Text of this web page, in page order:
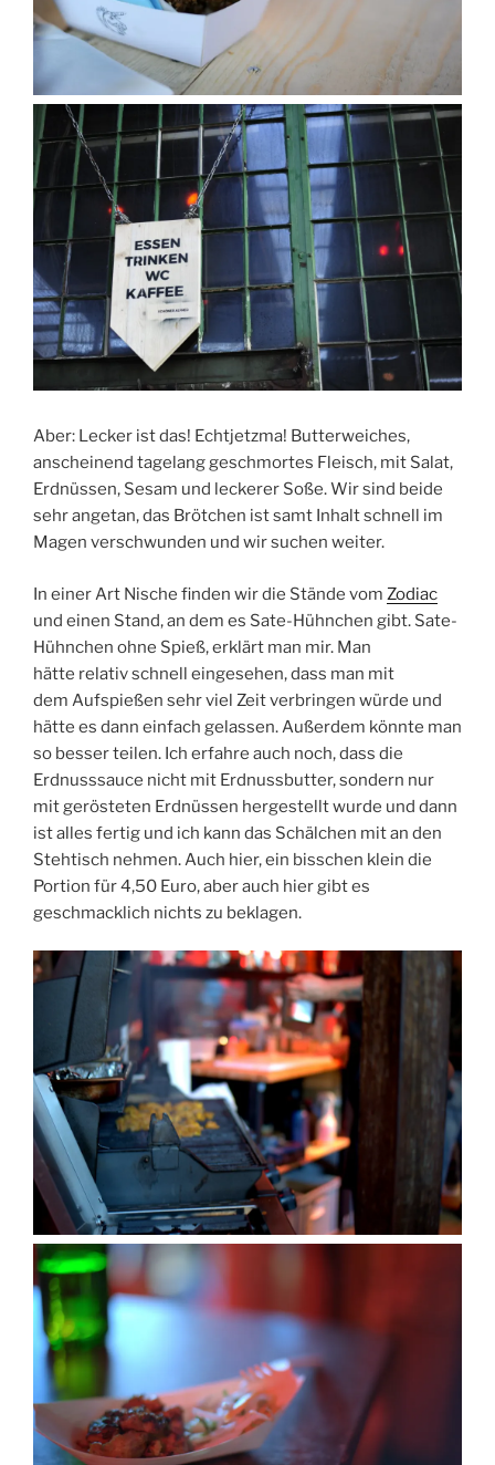
Aber: Lecker ist das! Echtjetzma! Butterweiches,
anscheinend tagelang geschmortes Fleisch, mit Salat,
Erdnüssen, Sesam und leckerer Soße. Wir sind beide
sehr angetan, das Brötchen ist samt Inhalt schnell im
Magen verschwunden und wir suchen weiter.
In einer Art Nische finden wir die Stände vom Zodiac
und einen Stand, an dem es Sate-Hühnchen gibt. Sate-
Hühnchen ohne Spieß, erklärt man mir. Man
hätte relativ schnell eingesehen, dass man mit
dem Aufspießen sehr viel Zeit verbringen würde und
hätte es dann einfach gelassen. Außerdem könnte man
so besser teilen. Ich erfahre auch noch, dass die
Erdnusssauce nicht mit Erdnussbutter, sondern nur
mit gerösteten Erdnüssen hergestellt wurde und dann
ist alles fertig und ich kann das Schälchen mit an den
Stehtisch nehmen. Auch hier, ein bisschen klein die
Portion für 4,50 Euro, aber auch hier gibt es
geschmacklich nichts zu beklagen.